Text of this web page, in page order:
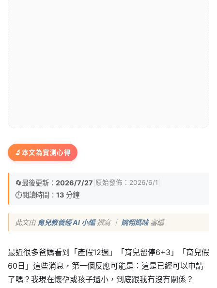
🔬 本文為實測心得
🔄最後更新： 2026/7/27 原始發佈： 2026/6/1
⏱️閱讀時間： 13 分鐘
此文由 育兒教養經 AI 小編撰寫 ｜ 婉翎媽咪審編
最近很多爸媽看到「產假12週」「育兒留停6+3」「育兒假
60日」這些消息，第一個反應可能是：這是已經可以申請
了嗎？我現在懷孕或孩子還小，到底跟我有沒有關係？